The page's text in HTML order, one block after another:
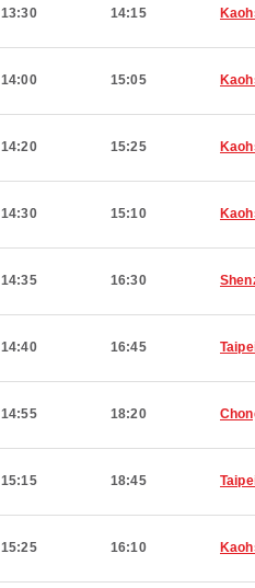
13:30 14:15
14:00 15:05
14:20 15:25
14:30 15:10
14:35 16:30
14:40 16:45
14:55 18:20
15:15 18:45
15:25 16:10